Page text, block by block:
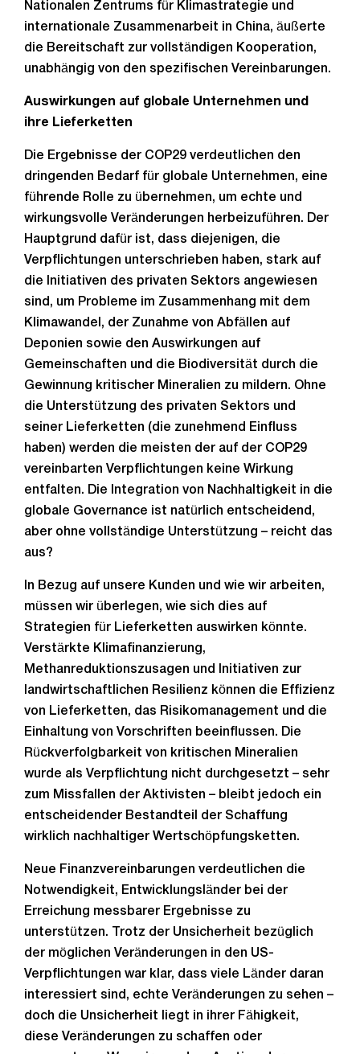
Nationalen Zentrums für Klimastrategie und
internationale Zusammenarbeit in China, äußerte
die Bereitschaft zur vollständigen Kooperation,
unabhängig von den spezifischen Vereinbarungen.
Auswirkungen auf globale Unternehmen und
ihre Lieferketten
Die Ergebnisse der COP29 verdeutlichen den
dringenden Bedarf für globale Unternehmen, eine
führende Rolle zu übernehmen, um echte und
wirkungsvolle Veränderungen herbeizuführen. Der
Hauptgrund dafür ist, dass diejenigen, die
Verpflichtungen unterschrieben haben, stark auf
die Initiativen des privaten Sektors angewiesen
sind, um Probleme im Zusammenhang mit dem
Klimawandel, der Zunahme von Abfällen auf
Deponien sowie den Auswirkungen auf
Gemeinschaften und die Biodiversität durch die
Gewinnung kritischer Mineralien zu mildern. Ohne
die Unterstützung des privaten Sektors und
seiner Lieferketten (die zunehmend Einfluss
haben) werden die meisten der auf der COP29
vereinbarten Verpflichtungen keine Wirkung
entfalten. Die Integration von Nachhaltigkeit in die
globale Governance ist natürlich entscheidend,
aber ohne vollständige Unterstützung – reicht das
aus?
In Bezug auf unsere Kunden und wie wir arbeiten,
müssen wir überlegen, wie sich dies auf
Strategien für Lieferketten auswirken könnte.
Verstärkte Klimafinanzierung,
Methanreduktionszusagen und Initiativen zur
landwirtschaftlichen Resilienz können die Effizienz
von Lieferketten, das Risikomanagement und die
Einhaltung von Vorschriften beeinflussen. Die
Rückverfolgbarkeit von kritischen Mineralien
wurde als Verpflichtung nicht durchgesetzt – sehr
zum Missfallen der Aktivisten – bleibt jedoch ein
entscheidender Bestandteil der Schaffung
wirklich nachhaltiger Wertschöpfungsketten.
Neue Finanzvereinbarungen verdeutlichen die
Notwendigkeit, Entwicklungsländer bei der
Erreichung messbarer Ergebnisse zu
unterstützen. Trotz der Unsicherheit bezüglich
der möglichen Veränderungen in den US-
Verpflichtungen war klar, dass viele Länder daran
interessiert sind, echte Veränderungen zu sehen –
doch die Unsicherheit liegt in ihrer Fähigkeit,
diese Veränderungen zu schaffen oder